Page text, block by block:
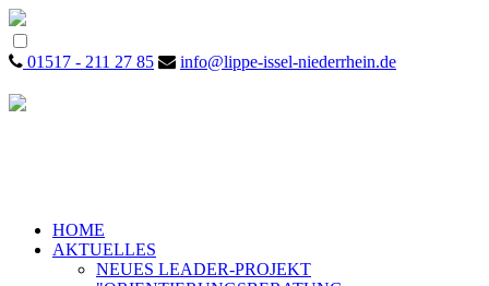
01517 - 211 27 85 info@lippe-issel-niederrhein.de
HOME
AKTUELLES
NEUES LEADER-PROJEKT